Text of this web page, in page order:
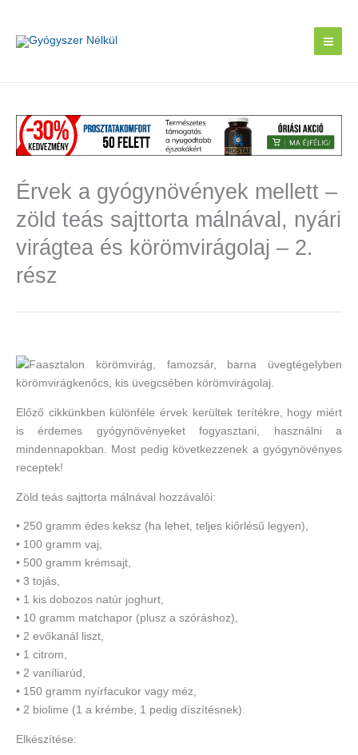
content
Érvek a gyógynövények mellett –
zöld teás sajttorta málnával, nyári
virágtea és körömvirágolaj – 2.
rész
Előző cikkünkben különféle érvek kerültek terítékre, hogy miért
is érdemes gyógynövényeket fogyasztani, használni a
mindennapokban. Most pedig következzenek a gyógynövényes
receptek!
Zöld teás sajttorta málnával hozzávalói:
• 250 gramm édes keksz (ha lehet, teljes kiőrlésű legyen),
• 100 gramm vaj,
• 500 gramm krémsajt,
• 3 tojás,
• 1 kis dobozos natúr joghurt,
• 10 gramm matchapor (plusz a szóráshoz),
• 2 evőkanál liszt,
• 1 citrom,
• 2 vaníliarúd,
• 150 gramm nyírfacukor vagy méz,
• 2 biolime (1 a krémbe, 1 pedig díszítésnek).
Elkészítése: